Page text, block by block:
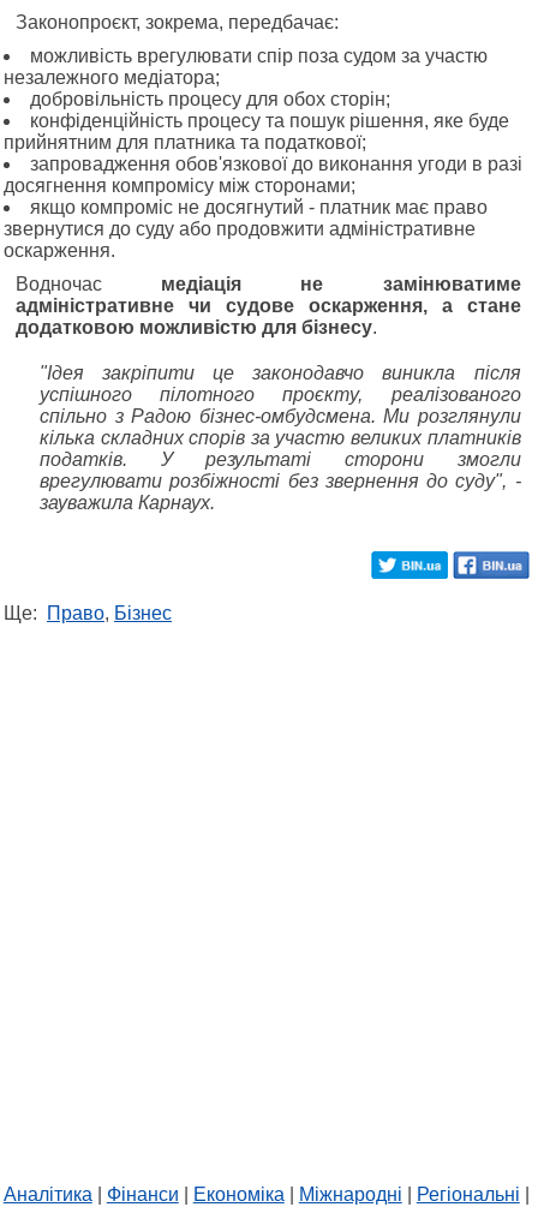
Законопроєкт, зокрема, передбачає:
можливість врегулювати спір поза судом за участю
незалежного медіатора;
добровільність процесу для обох сторін;
конфіденційність процесу та пошук рішення, яке буде
прийнятним для платника та податкової;
запровадження обов'язкової до виконання угоди в разі
досягнення компромісу між сторонами;
якщо компроміс не досягнутий - платник має право
звернутися до суду або продовжити адміністративне
оскарження.
Водночас медіація не замінюватиме
адміністративне чи судове оскарження, а стане
додатковою можливістю для бізнесу.
"Ідея закріпити це законодавчо виникла після
успішного пілотного проєкту, реалізованого
спільно з Радою бізнес-омбудсмена. Ми розглянули
кілька складних спорів за участю великих платників
податків. У результаті сторони змогли
врегулювати розбіжності без звернення до суду", -
зауважила Карнаух.
Ще: Право, Бізнес
Аналітика Фінанси Економіка Міжнародні Регіональні